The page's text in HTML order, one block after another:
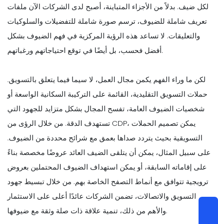
لكل ضيف. بدلاً من الأجزاء المتباينة، أصبح لدى الشركات الآن ملفات
تعريف شاملة للضيوف، ترسم صورة شاملة للتفضيلات والسلوكيات
والتعليقات. لا تساعد هذه الرؤية المركزية في فهم الضيوف بشكل
أفضل فحسب، بل أيضًا في توقع احتياجاتهم ورغباتهم.
لكن ما وراء الفهم يكمن مجال العمل، لا سيما فيما يتعلق بالتسويق.
حملات التسويق التقليدية، القائمة على التركيبة السكانية الواسعة أو
شخصيات الضيوف العامة، تفسح المجال بشكل متزايد للجهود التي
تستهدف الدقة. من خلال الرؤى من CDP، يمكن تصميم الحملات
التسويقية بحيث يتردد صداها بعمق مع شرائح محددة من الضيوف.
على سبيل المثال، يمكن أن يتلقى الضيف العائد عروضًا مخصصة بناءً
على إقاماته السابقة، أو يمكن استهداف الضيوف المحتملين بعروض
ترويجية تتوافق مع أنماط التصفح الخاصة بهم. من خلال تبسيط جهود
التسويق والاتصالات، تضمن الشركات عائدًا أعلى على الاستثمار
والأهم من ذلك، تنمية علاقة ذات صلة وثقة مع ضيوفها.